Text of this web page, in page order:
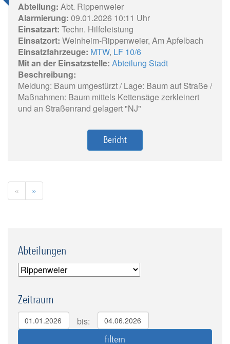
Abteilung: Abt. Rippenweier
Alarmierung: 09.01.2026 10:11 Uhr
Einsatzart: Techn. Hilfeleistung
Einsatzort: Weinheim-Rippenweier, Am Apfelbach
Einsatzfahrzeuge: MTW, LF 10/6
Mit an der Einsatzstelle: Abteilung Stadt
Beschreibung:
Meldung: Baum umgestürzt / Lage: Baum auf Straße /
Maßnahmen: Baum mittels Kettensäge zerkleinert
und an Straßenrand gelagert "NJ"
Bericht
« »
Abteilungen
Zeitraum
bis: